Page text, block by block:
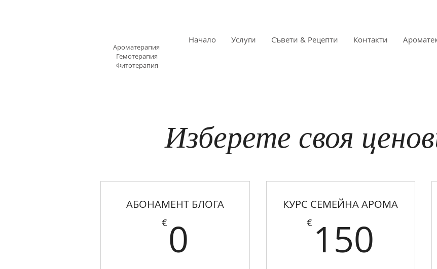
Ароматерапия
Гемотерапия
Фитотерапия
Начало Услуги Съвети & Рецепти Контакти
Изберете своя
АБОНАМЕНТ БЛОГА
€ 0
КУРС СЕМЕЙНА АРОМА
€ 150